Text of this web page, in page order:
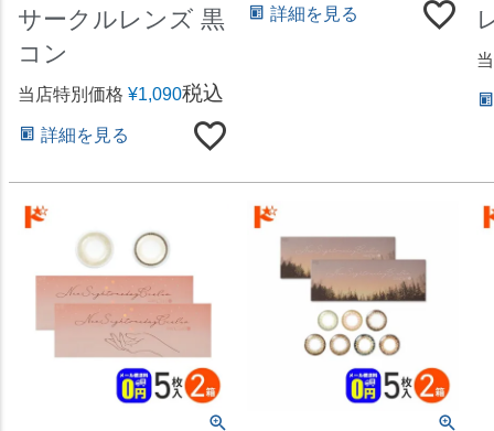
サークルレンズ 黒
コン
当店特別価格 ¥1,090税込
詳細を見る
詳細を見る